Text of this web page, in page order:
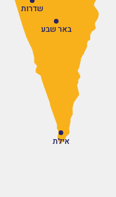
אילת
באר שבע
שדרות